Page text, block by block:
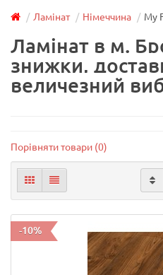
Ламінат Німеччина My
Ламінат в м.
знижки,
величезний
Порівняти товари (0)
-10%